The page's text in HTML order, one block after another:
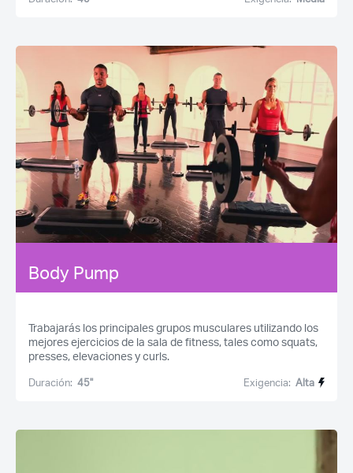
Body Pump
Trabajarás los principales grupos musculares utilizando los
mejores ejercicios de la sala de fitness, tales como squats,
presses, elevaciones y curls.
Duración: 45'' Exigencia: Alta